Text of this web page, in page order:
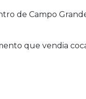
de Campo
que vendia